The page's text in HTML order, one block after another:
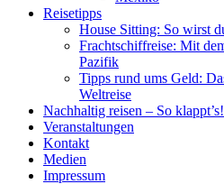
Reisetipps
House Sitting: So wirst
Frachtschiffreise: Mit
Pazifik
Tipps rund ums Geld:
Weltreise
Nachhaltig reisen – So klappt’s!
Veranstaltungen
Kontakt
Medien
Impressum